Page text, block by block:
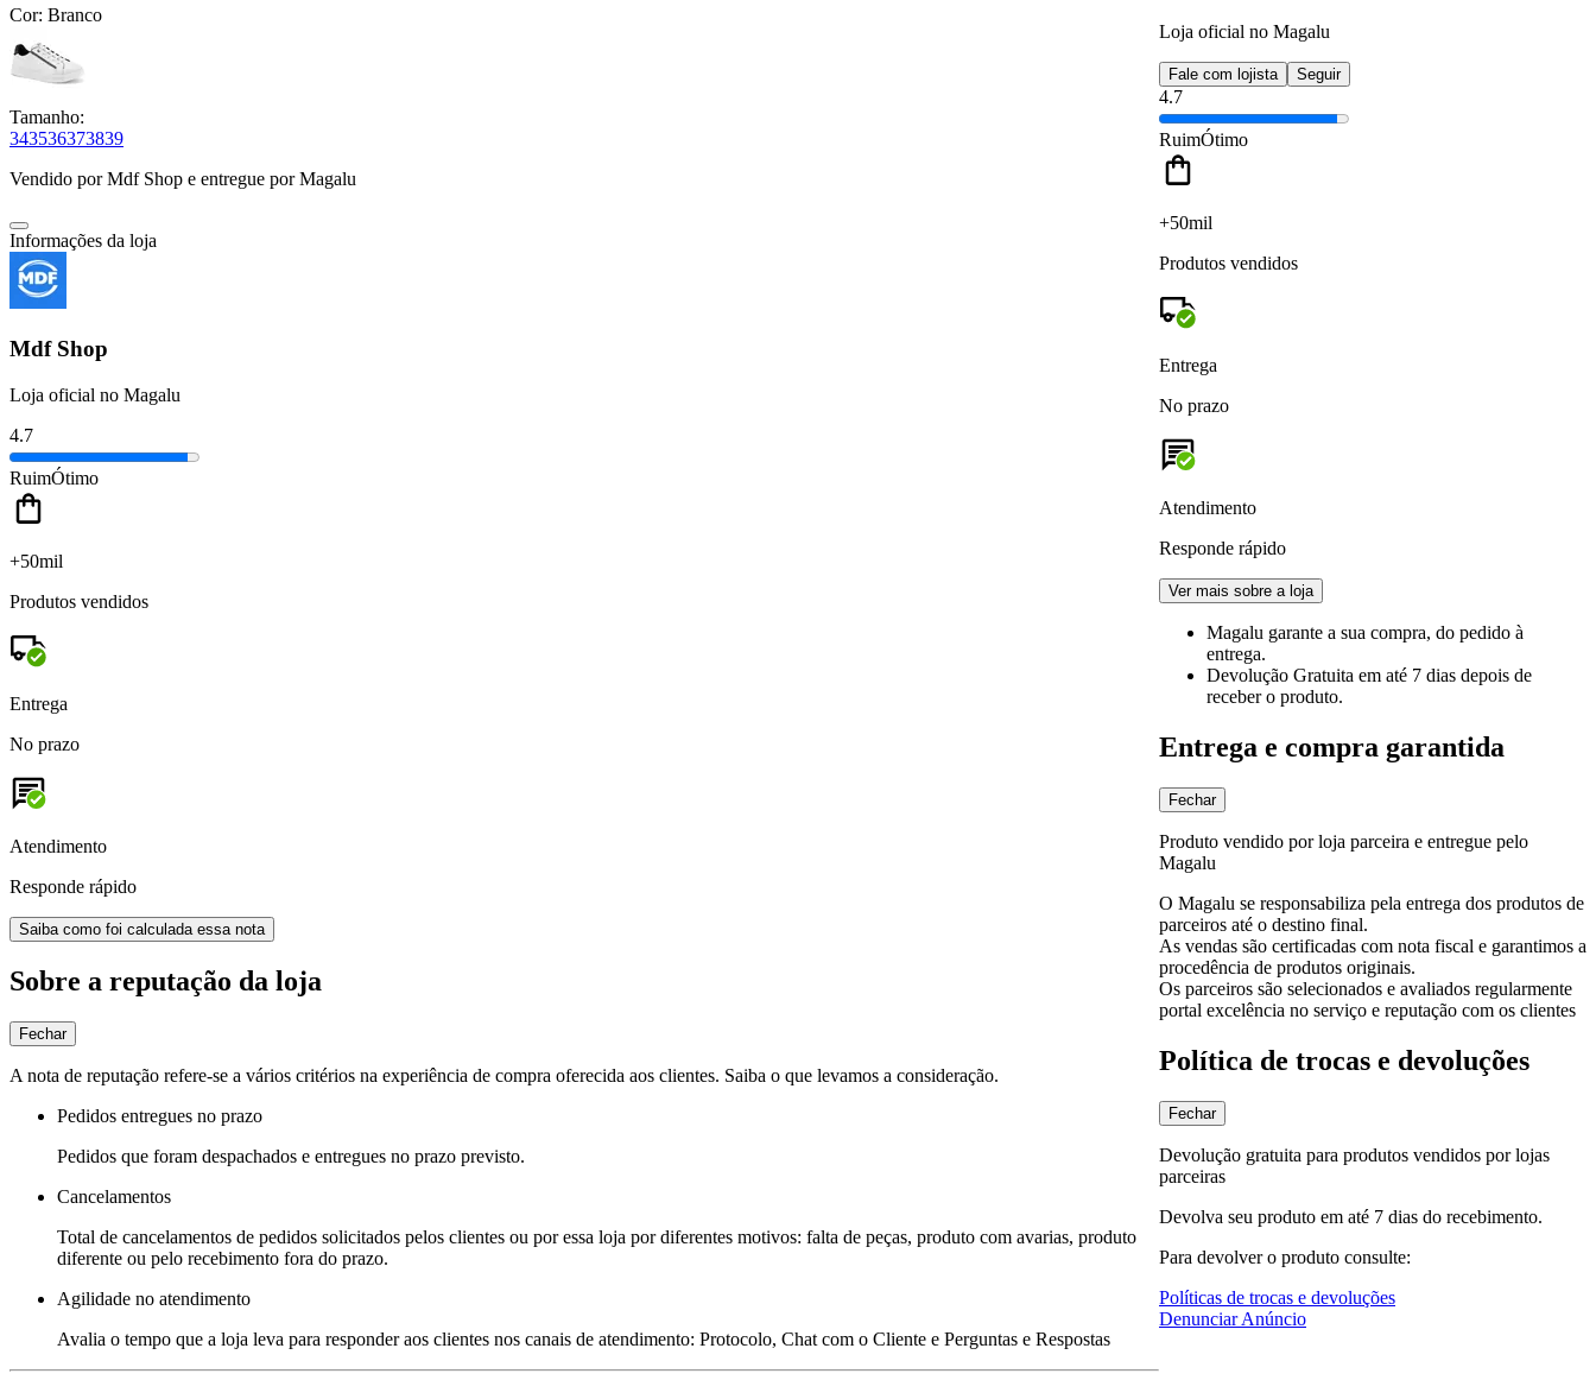
Cor: Branco
Tamanho:
343536373839
Vendido porMdf Shop e entregue por Magalu
Informações da loja
Mdf Shop
Loja oficial no Magalu
4.7
RuimÓtimo
+50mil
Produtos vendidos
Entrega
No prazo
Atendimento
Responde rápido
Saiba como foi calculada essa nota
Sobre a reputação da loja
Fechar
A nota de reputação refere-se a vários critérios na experiência de compra oferecida aos clientes. Saiba o que levamos a consideração.
Pedidos entregues no prazo
Pedidos que foram despachados e entregues no prazo previsto.
Cancelamentos
Total de cancelamentos de pedidos solicitados pelos clientes ou por essa loja por diferentes motivos: falta de peças, produto com avarias, produto
diferente ou pelo recebimento fora do prazo.
Agilidade no atendimento
Avalia o tempo que a loja leva para responder aos clientes nos canais de atendimento: Protocolo, Chat com o Cliente e Perguntas e Respostas
Loja oficial no Magalu
Fale com lojista Seguir
4.7
RuimÓtimo
+50mil
Produtos vendidos
Entrega
No prazo
Atendimento
Responde rápido
Ver mais sobre a loja
Magalu garante a sua compra, do pedido à
entrega.
Devolução Gratuita em até 7 dias depois de
receber o produto.
Entrega e compra garantida
Fechar
Produto vendido por loja parceira e entregue pelo
Magalu
O Magalu se responsabiliza pela entrega dos produtos de
parceiros até o destino final.
As vendas são certificadas com nota fiscal e garantimos a
procedência de produtos originais.
Os parceiros são selecionados e avaliados regularmente
portal excelência no serviço e reputação com os clientes
Política de trocas e devoluções
Fechar
Devolução gratuita para produtos vendidos por lojas
parceiras
Devolva seu produto em até 7 dias do recebimento.
Para devolver o produto consulte:
Políticas de trocas e devoluções
Denunciar Anúncio